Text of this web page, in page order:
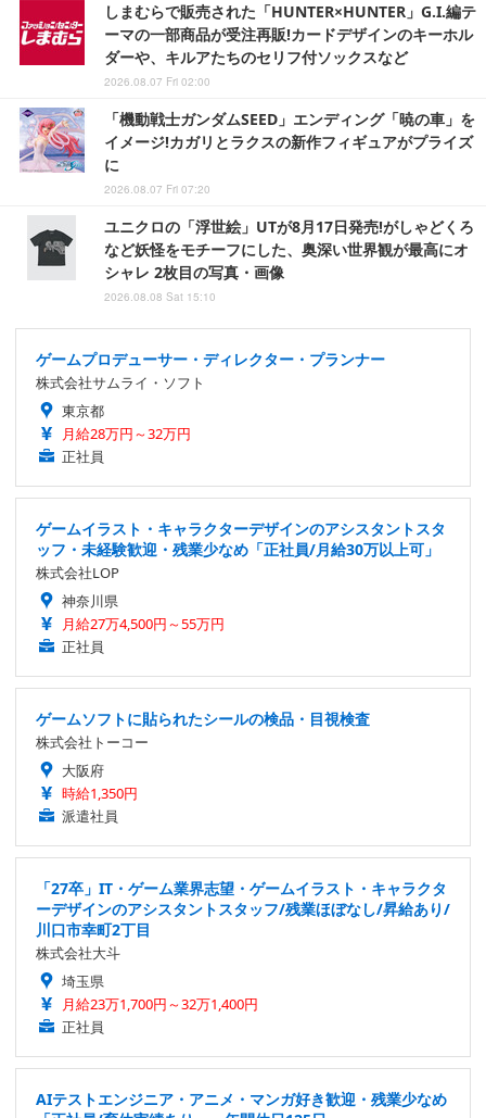
しまむらで販売された「HUNTER×HUNTER」G.I.編テ
ーマの一部商品が受注再販!カードデザインのキーホル
ダーや、キルアたちのセリフ付ソックスなど
2026.08.07 Fri 02:00
「機動戦士ガンダムSEED」エンディング「暁の車」を
イメージ!カガリとラクスの新作フィギュアがプライズ
に
2026.08.07 Fri 07:20
ユニクロの「浮世絵」UTが8月17日発売!がしゃどくろ
など妖怪をモチーフにした、奥深い世界観が最高にオ
シャレ 2枚目の写真・画像
2026.08.08 Sat 15:10
ゲームプロデューサー・ディレクター・プランナー
株式会社サムライ・ソフト
東京都
月給28万円～32万円
正社員
ゲームイラスト・キャラクターデザインのアシスタントスタ
ッフ・未経験歓迎・残業少なめ「正社員/月給30万以上可」
株式会社LOP
神奈川県
月給27万4,500円～55万円
正社員
ゲームソフトに貼られたシールの検品・目視検査
株式会社トーコー
大阪府
時給1,350円
派遣社員
「27卒」IT・ゲーム業界志望・ゲームイラスト・キャラクタ
ーデザインのアシスタントスタッフ/残業ほぼなし/昇給あり/
川口市幸町2丁目
株式会社大斗
埼玉県
月給23万1,700円～32万1,400円
正社員
AIテストエンジニア・アニメ・マンガ好き歓迎・残業少なめ